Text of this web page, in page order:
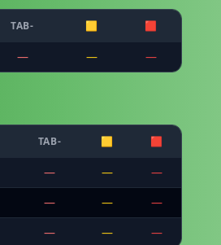
TAB- 🟨 🟥
— — —
TAB- 🟨 🟥
— —
—
— —
—
— — —